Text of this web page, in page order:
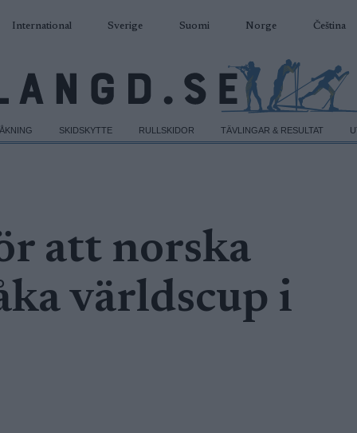
International Sverige Suomi Norge Čeština
SKIDSKYTTE RULLSKIDOR TÄVLINGAR & RESULTAT
att norska
världscup i